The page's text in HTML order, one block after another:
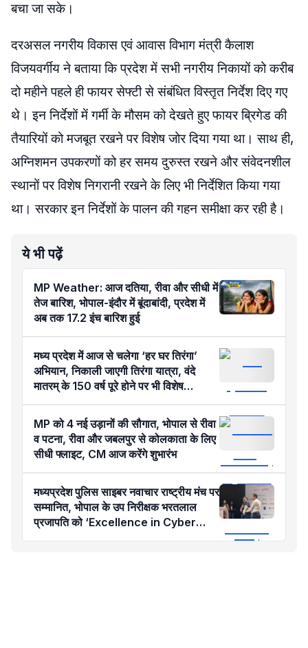
बचा जा सके।
दरअसल नगरीय विकास एवं आवास विभाग मंत्री कैलाश
विजयवर्गीय ने बताया कि प्रदेश में सभी नगरीय निकायों को करीब
दो महीने पहले ही फायर सेफ्टी से संबंधित विस्तृत निर्देश दिए गए
थे। इन निर्देशों में गर्मी के मौसम को देखते हुए फायर ब्रिगेड की
तैयारियों को मजबूत रखने पर विशेष जोर दिया गया था। साथ ही,
अग्निशमन उपकरणों को हर समय दुरुस्त रखने और संवेदनशील
स्थानों पर विशेष निगरानी रखने के लिए भी निर्देशित किया गया
था। सरकार इन निर्देशों के पालन की गहन समीक्षा कर रही है।
ये भी पढ़ें
MP Weather: आज दतिया, रीवा और सीधी में
तेज बारिश, भोपाल-इंदौर में बूंदाबांदी, प्रदेश में
अब तक 17.2 इंच बारिश हुई
मध्य प्रदेश में आज से चलेगा ‘हर घर तिरंगा’
अभियान, निकाली जाएगी तिरंगा यात्रा, वंदे
मातरम् के 150 वर्ष पूरे होने पर भी विशेष
कार्यक्रम
MP को 4 नई उड़ानों की सौगात, भोपाल से रीवा
व पटना, रीवा और जबलपुर से कोलकाता के लिए
सीधी फ्लाइट, CM आज करेंगे शुभारंभ
मध्यप्रदेश पुलिस साइबर नवाचार राष्ट्रीय मंच पर
सम्मानित, भोपाल के उप निरीक्षक भरतलाल
प्रजापति को ‘Excellence in Cyber
Policing’ अवार्ड